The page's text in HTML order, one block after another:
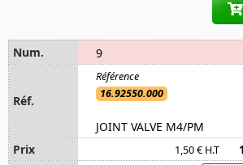
9
16.92550.000
JOINT VALVE M4/PM
1,50 € H.T